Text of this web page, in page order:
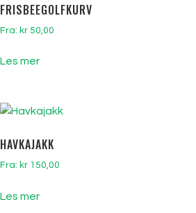
FRISBEEGOLFKURV
Fra: kr 50,00
Les mer
HAVKAJAKK
Fra: kr 150,00
Les mer